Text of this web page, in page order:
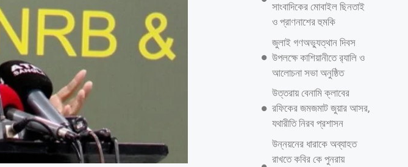
সাংবাদিকের মোবাইল ছিনতাই
ও প্রাণনাশের হুমকি
জুলাই গণঅভ্যুত্থান দিবস
উপলক্ষে কাশিয়ানীতে র‍্যালি ও
আলোচনা সভা অনুষ্ঠিত
উত্তরায় বেনামি ক্লাবের
রফিকের জমজমাট জুয়ার আসর,
যথারীতি নিরব প্রশাসন
উন্নয়নের ধারাকে অব্যাহত
রাখতে কবির কে পুনরায়